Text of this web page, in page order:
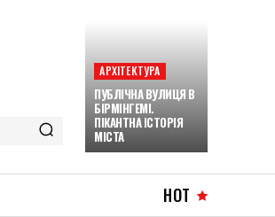
АРХІТЕКТУРА
ПУБЛІЧНА ВУЛИЦЯ В
БІРМІНГЕМІ.
ПІКАНТНА ІСТОРІЯ
МІСТА
HOT